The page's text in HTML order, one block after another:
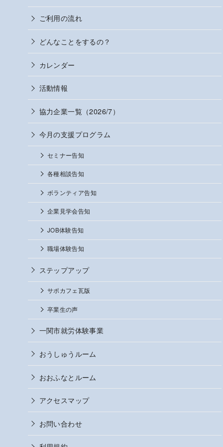
ご利用の流れ
どんなことをするの？
カレンダー
活動情報
協力企業一覧（2026/7）
今月の支援プログラム
セミナー告知
各種相談告知
ボランティア告知
企業見学会告知
JOB体験告知
職場体験告知
ステップアップ
サポカフェ瓦版
卒業生の声
一関市就労体験事業
おうしゅうルーム
おおふなとルーム
アクセスマップ
お問い合わせ